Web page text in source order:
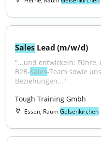
Sales Lead (m/w/d)
"...und entwickeln:
B2B-Sales-Team sowie
Beziehungen..."
Tough Training Gmbh
Essen, RaumGelsenkirchen